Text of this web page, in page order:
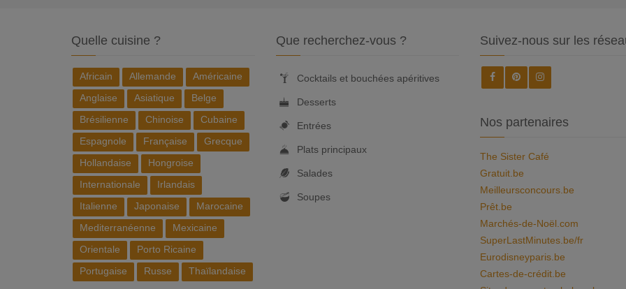
Quelle cuisine ?
Africain Allemande
Américaine
Anglaise
Asiatique
Belge
Brésilienne
Chinoise
Cubaine
Espagnole
Française
Grecque
Hollandaise
Hongroise
Internationale
Irlandais
Italienne
Japonaise
Marocaine
Mediterranéenne
Mexicaine
Orientale
Porto Ricaine
Portugaise
Russe Thaïlandaise
Que recherchez-vous ?
Cocktails et bouchées apéritives
Desserts
Entrées
Plats principaux
Salades
Soupes
Suivez-nous sur les
Nos partenaires
The Sister Café
Gratuit.be
Meilleursconcours.be
Prêt.be
Marchés-de-Noël.com
SuperLastMinutes.be/fr
Eurodisneyparis.be
Cartes-de-crédit.be